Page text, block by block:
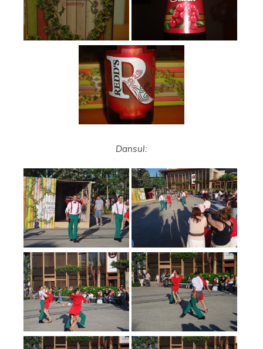
Dansul: